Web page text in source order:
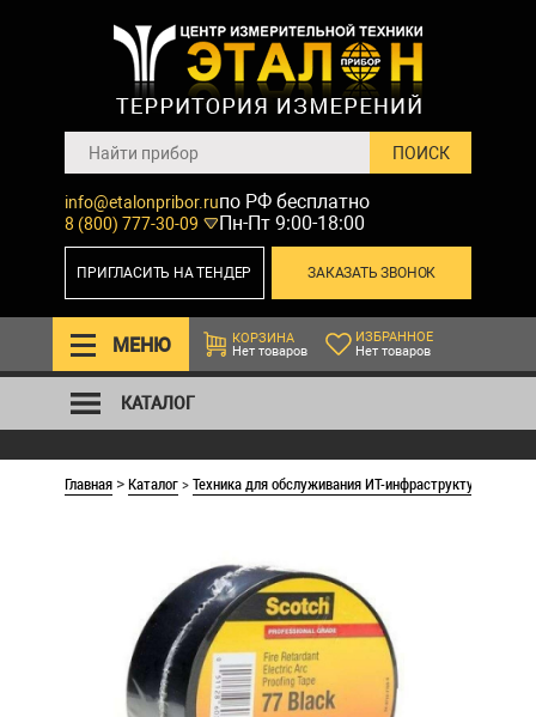
info@etalonpribor.ru
8 (800) 777-30-09
по РФ бесплатно
Пн-Пт 9:00-18:00
ЗАКАЗАТЬ ЗВОНОК
ПРИГЛАСИТЬ НА ТЕНДЕР
МЕНЮ
КОРЗИНА
Нет товаров
ИЗБРАННОЕ
Нет товаров
КАТАЛОГ
Главная >Каталог>Техника для обслуживания ИТ-инфраструктуры